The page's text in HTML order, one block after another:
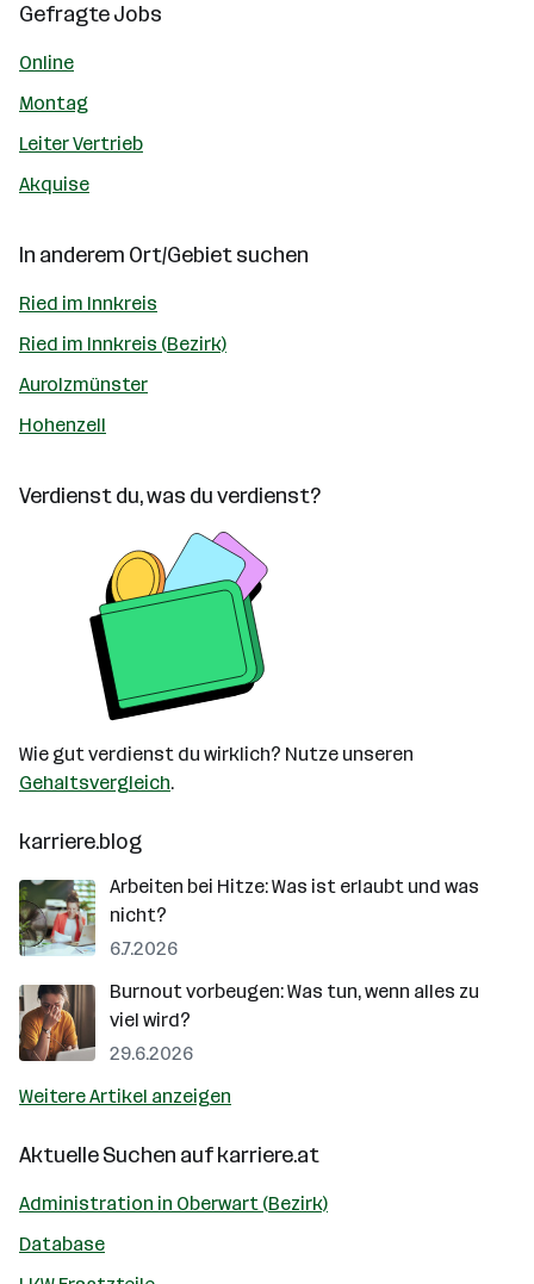
Gefragte Jobs
Online
Montag
Leiter Vertrieb
Akquise
In anderem Ort/Gebiet suchen
Ried im Innkreis
Ried im Innkreis (Bezirk)
Aurolzmünster
Hohenzell
Verdienst du, was du verdienst?
Wie gut verdienst du wirklich? Nutze unseren
Gehaltsvergleich.
karriere.blog
Arbeiten bei Hitze: Was ist erlaubt und was
nicht?
6.7.2026
Burnout vorbeugen: Was tun, wenn alles zu
viel wird?
29.6.2026
Weitere Artikel anzeigen
Aktuelle Suchen aufkarriere.at
Administration in Oberwart (Bezirk)
Database